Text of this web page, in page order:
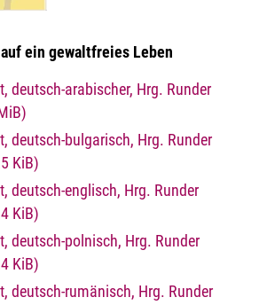
ein gewaltfreies Leben
deutsch-arabischer, Hrg. Runder
deutsch-bulgarisch, Hrg. Runder
KiB)
deutsch-englisch, Hrg. Runder
KiB)
deutsch-polnisch, Hrg. Runder
KiB)
deutsch-rumänisch, Hrg. Runder